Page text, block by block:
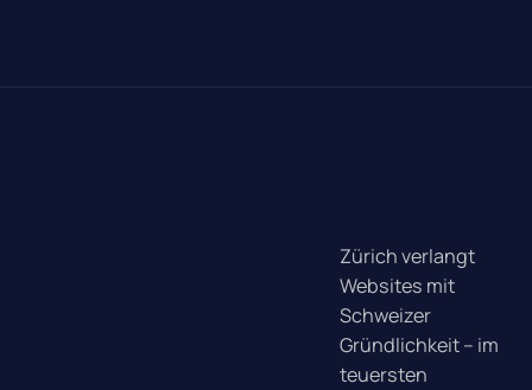
Zürich verlangt
Websites mit
Schweizer
Gründlichkeit – im
teuersten